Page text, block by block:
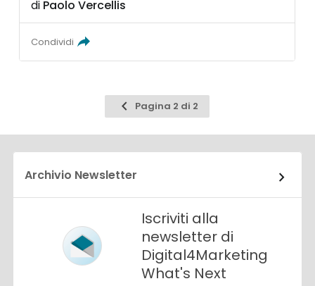
di Paolo Vercellis
Condividi
Pagina
precedente
Pagina 2 di 2
Archivio Newsletter
Iscriviti alla
newsletter di
Digital4Marketing
What's Next